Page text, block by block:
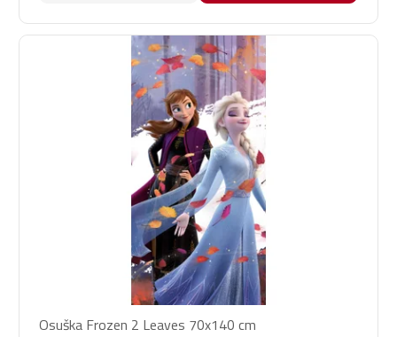
Osuška Frozen 2 Leaves 70x140 cm